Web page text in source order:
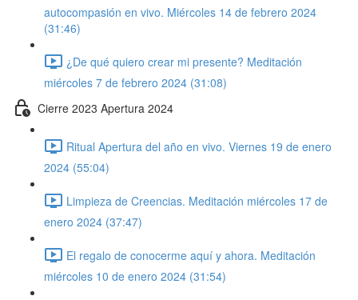
autocompasión en vivo. Miércoles 14 de febrero 2024
(31:46)
¿De qué quiero crear mi presente? Meditación
miércoles 7 de febrero 2024 (31:08)
Cierre 2023 Apertura 2024
Ritual Apertura del año en vivo. Viernes 19 de enero
2024 (55:04)
Limpieza de Creencias. Meditación miércoles 17 de
enero 2024 (37:47)
El regalo de conocerme aquí y ahora. Meditación
miércoles 10 de enero 2024 (31:54)